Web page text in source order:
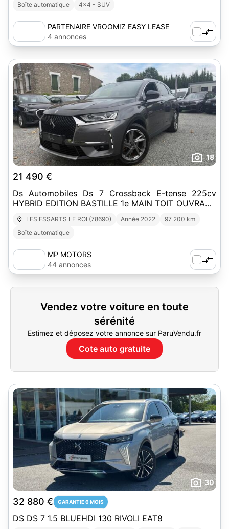
Boîte automatique
4x4 - SUV
PARTENAIRE VROOMIZ EASY LEASE
4 annonces
18
21 490 €
Ds Automobiles Ds 7 Crossback E-tense 225cv
HYBRID EDITION BASTILLE 1e MAIN TOIT OUVRANT
PRIX TTC
LES ESSARTS LE ROI (78690) Année 2022
97 200 km
Boîte automatique
MP MOTORS
44 annonces
Vendez votre voiture en toute
sérénité
Estimez et déposez votre annonce sur ParuVendu.fr
Cote auto gratuite
30
32 880 € GARANTIE 6 MOIS
DS DS 7 1.5 BLUEHDI 130 RIVOLI EAT8